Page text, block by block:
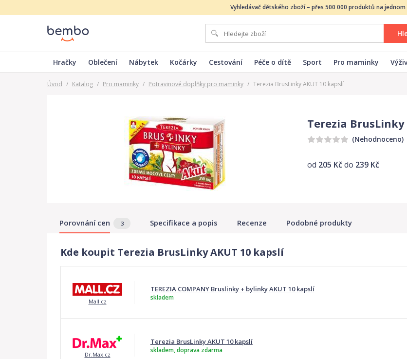
Vyhledávač dětského zboží – přes 500 000 produktů na jednom
Hračky Oblečení Nábytek Kočárky Cestování Péče o dítě Sport Pro maminky
Úvod / Katalog / Pro maminky / Potravinové doplňky pro maminky / Terezia BrusLinky AKUT 10 kapslí
Terezia
(Nehodnoceno)
od 205 Kčdo 239 Kč
Porovnání cen 3 Specifikace a popis Recenze Podobné produkty
Kde koupit Terezia BrusLinky AKUT 10 kapslí
Mall.cz
TEREZIA COMPANY Bruslinky + bylinky AKUT 10 kapslí
skladem
Dr.Max.cz
Terezia BrusLinky AKUT 10 kapslí
skladem, doprava zdarma